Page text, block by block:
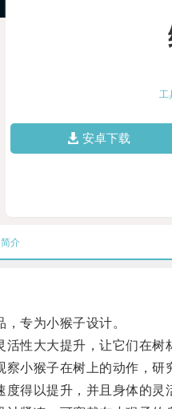
工
安卓下载
简介
专为小猴子设计。
大大提升，让它们在树
猴子在树上的动作，研
以提升，并且身体的灵